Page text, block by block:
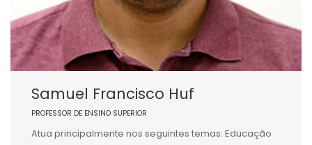
Samuel Francisco Huf
PROFESSOR DE ENSINO SUPERIOR
Atua principalmente nos seguintes temas: Educação